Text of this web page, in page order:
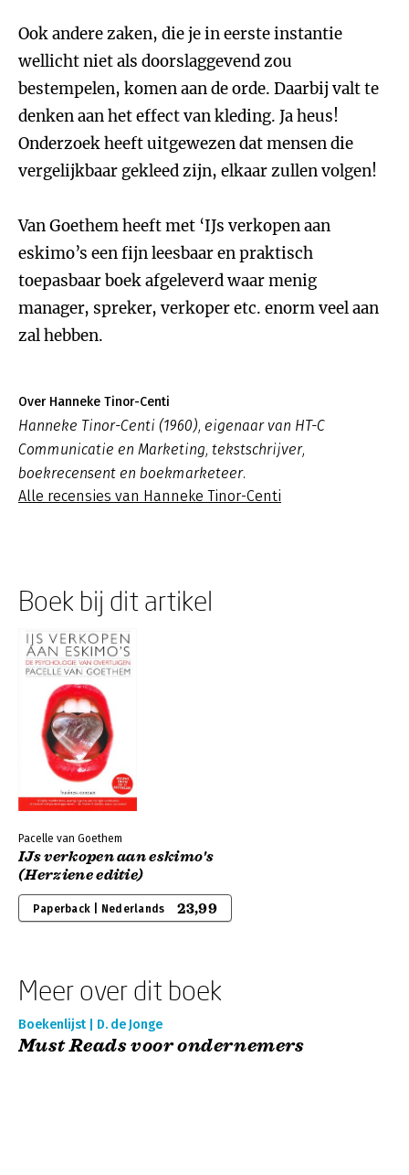
Ook andere zaken, die je in eerste instantie
wellicht niet als doorslaggevend zou
bestempelen, komen aan de orde. Daarbij valt te
denken aan het effect van kleding. Ja heus!
Onderzoek heeft uitgewezen dat mensen die
vergelijkbaar gekleed zijn, elkaar zullen volgen!
Van Goethem heeft met ‘IJs verkopen aan
eskimo’s een fijn leesbaar en praktisch
toepasbaar boek afgeleverd waar menig
manager, spreker, verkoper etc. enorm veel aan
zal hebben.
Over Hanneke Tinor-Centi
Hanneke Tinor-Centi (1960), eigenaar van HT-C
Communicatie en Marketing, tekstschrijver,
boekrecensent en boekmarketeer.
Alle recensies van Hanneke Tinor-Centi
Boek bij dit artikel
Pacelle van Goethem
IJs verkopen aan eskimo's
(Herziene editie)
Paperback | Nederlands 23,99
Meer over dit boek
Boekenlijst | D. de Jonge
Must Reads voor ondernemers